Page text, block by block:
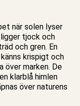
när solen lyser
tjock och
och gren. En
krispigt och
över marken. De
klarblå himlen
över naturens